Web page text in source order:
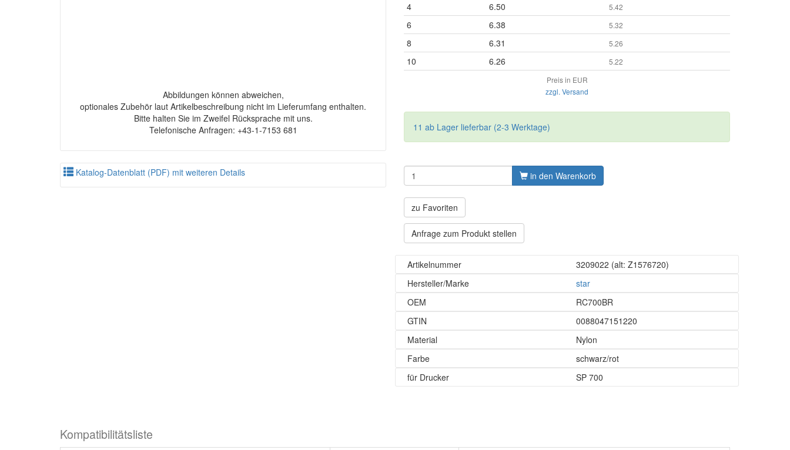
Abbildungen können abweichen,
optionales Zubehör laut Artikelbeschreibung nicht im Lieferumfang enthalten.
Bitte halten Sie im Zweifel Rücksprache mit uns.
Telefonische Anfragen: +43-1-7153 681
Katalog-Datenblatt (PDF) mit weiteren Details
4 6.50 5.42
6 6.38 5.32
8 6.31 5.26
10 6.26
5.22
Preis in EUR
zzgl. Versand
11 ab Lager lieferbar (2-3 Werktage)
in den Warenkorb
zu Favoriten
Anfrage zum Produkt stellen
Artikelnummer 3209022 (alt: Z1576720)
Hersteller/Marke
star
OEM
RC700BR
GTIN
0088047151220
Material
Nylon
Farbe
schwarz/rot
für Drucker
SP 700
Kompatibilitätsliste